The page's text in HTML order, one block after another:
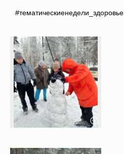
#тематическиенедели_здоровье